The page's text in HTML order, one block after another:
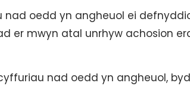
oedd yn angheuol ei
er mwyn atal unrhyw achosion
nad oedd yn angheuol,